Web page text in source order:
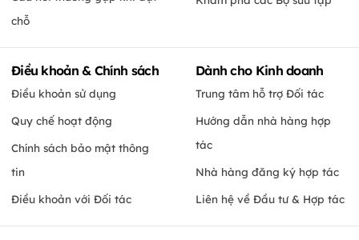
chỗ
Điều khoản & Chính sách
Điều khoản sử dụng
Quy chế hoạt động
Chính sách bảo mật thông
tin
Điều khoản với Đối tác
Dành cho Kinh doanh
Trung tâm hỗ trợ Đối tác
Hướng dẫn nhà hàng hợp
tác
Nhà hàng đăng ký hợp tác
Liên hệ về Đầu tư & Hợp tác